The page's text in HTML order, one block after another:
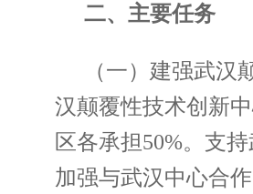
二、主要任务
（一）建强武
汉颠覆性技术创新
区各承担50%。支
加强与武汉中心合